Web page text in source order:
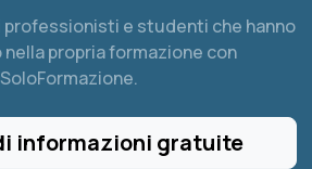
professionisti e studenti che hanno
propria formazione con
SoloFormazione.
informazioni gratuite